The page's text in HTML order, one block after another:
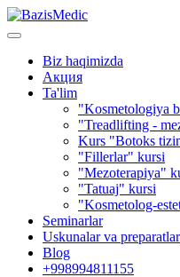
Biz haqimizda
Акция
Ta'lim
"Kosmetologiya
"Treadlifting -
Kurs "Botoks
"Fillerlar" kursi
"Mezoterapiya"
"Tatuaj" kursi
"Kosmetolog-
Seminarlar
Uskunalar va preparatlar
Blog
+998994811155